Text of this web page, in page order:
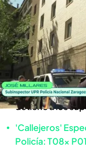
Tiempo al
03 MAY 2024 -
'Tiempo al
Nacional en un
Gracias a la
detiene a los
'Callejeros'
Policía: T08x P01